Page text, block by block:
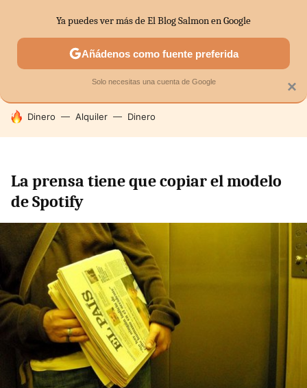
SECTORES ECONOMÍA DOMÉSTICA MERCADOS
HOY SE HABLA DE
Dinero Alquiler Dinero
La prensa tiene que copiar el modelo
de Spotify
×
Ya puedes ver más de El Blog Salmon en Google
Añádenos como fuente preferida
Solo necesitas una cuenta de Google